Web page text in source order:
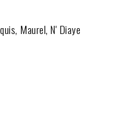
Maurel, N' Diaye